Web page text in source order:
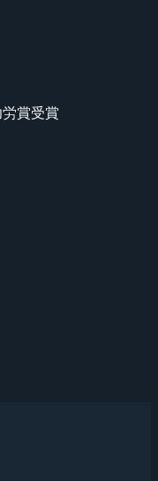
賞受賞